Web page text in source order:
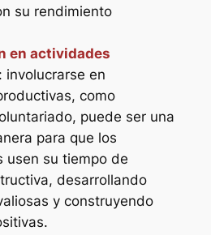
su rendimiento
en actividades
: involucrarse en
como
puede ser una
para que los
usen su tiempo de
desarrollando
y construyendo